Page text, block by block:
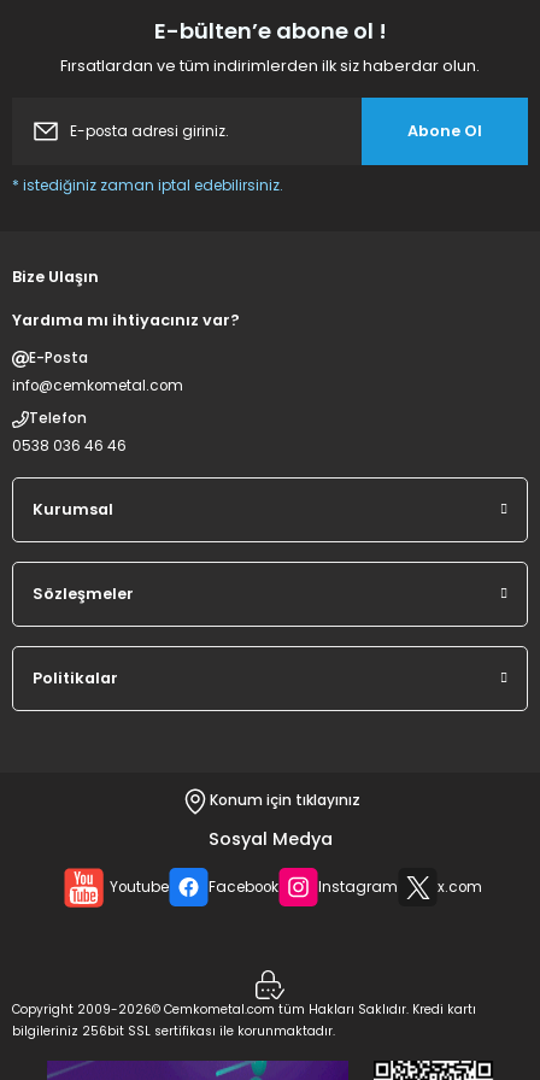
Basitce istenilen ürüne ulaşılabilir .
G... K... | 10/12/2023
Deneyimini Paylaş
E-bülten’e abone ol !
Fırsatlardan ve tüm indirimlerden ilk siz haberdar olun.
Abone Ol
* istediğiniz zaman iptal edebilirsiniz.
Bize Ulaşın
Yardıma mı ihtiyacınız var?
E-Posta
info@cemkometal.com
Telefon
0538 036 46 46
Kurumsal
Sözleşmeler
Politikalar
Konum için tıklayınız
Sosyal Medya
Youtube Facebook Instagram x.com
Copyright 2009-2026© Cemkometal.com tüm Hakları Saklıdır. Kredi kartı
bilgileriniz 256bit SSL sertifikası ile korunmaktadır.